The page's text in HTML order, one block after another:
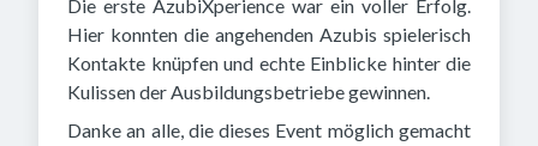
Die erste AzubiXperience war ein voller Erfolg.
Hier konnten die angehenden Azubis spielerisch
Kontakte knüpfen und echte Einblicke hinter die
Kulissen der Ausbildungsbetriebe gewinnen.
Danke an alle, die dieses Event möglich gemacht